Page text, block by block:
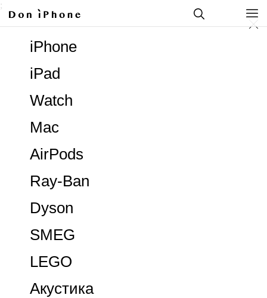
;
Акустика
Dyson
AirPods
Ray-Ban
LEGO
SMEG
Mac
Watch
iPad
iPhone